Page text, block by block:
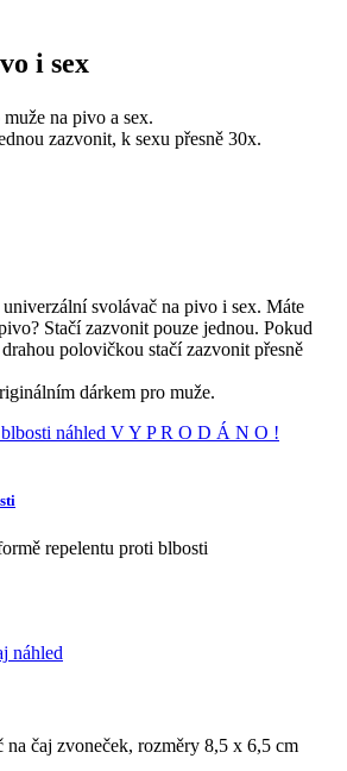
i sex
na pivo a sex.
zazvonit, k sexu přesně 30x.
svolávač na pivo i sex. Máte
Stačí zazvonit pouze jednou. Pokud
polovičkou stačí zazvonit přesně
dárkem pro muže.
náhled V Y P R O D Á N O !
repelentu proti blbosti
náhled
čaj zvoneček, rozměry 8,5 x 6,5 cm